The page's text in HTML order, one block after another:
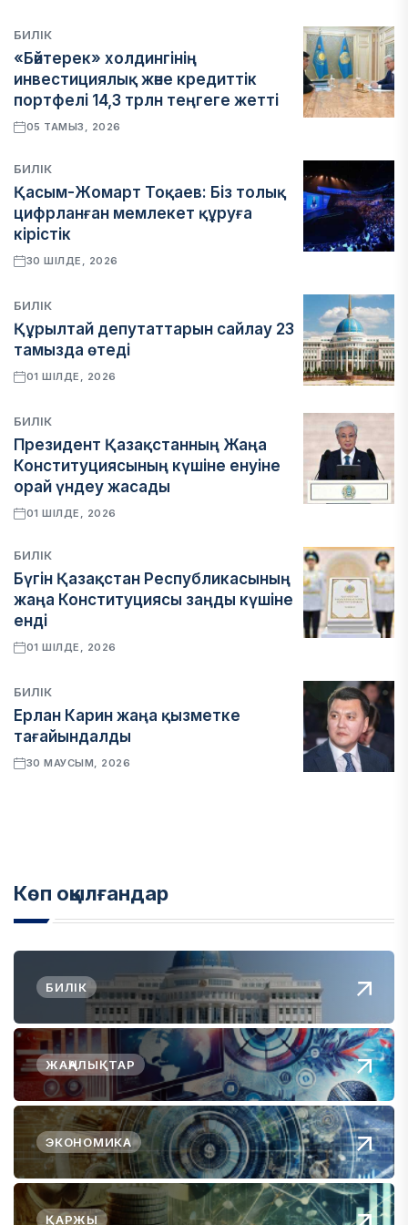
БИЛІК
«Бәйтерек» холдингінің
инвестициялық және кредиттік
портфелі 14,3 трлн теңгеге жетті
05 ТАМЫЗ, 2026
БИЛІК
Қасым-Жомарт Тоқаев: Біз толық
цифрланған мемлекет құруға
кірістік
30 ШІЛДЕ, 2026
БИЛІК
Құрылтай депутаттарын сайлау 23
тамызда өтеді
01 ШІЛДЕ, 2026
БИЛІК
Президент Қазақстанның Жаңа
Конституциясының күшіне енуіне
орай үндеу жасады
01 ШІЛДЕ, 2026
БИЛІК
Бүгін Қазақстан Республикасының
жаңа Конституциясы заңды күшіне
енді
01 ШІЛДЕ, 2026
БИЛІК
Ерлан Карин жаңа қызметке
тағайындалды
30 МАУСЫМ, 2026
Көп оқылғандар
БИЛІК
ЖАҢАЛЫҚТАР
ЭКОНОМИКА
ҚАРЖЫ